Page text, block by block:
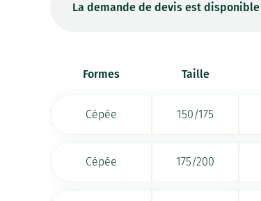
La demande de devis est
Formes Taille
Cépée 150/175
Cépée 175/200